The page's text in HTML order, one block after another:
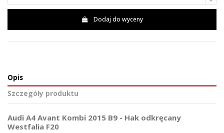
Dodaj do wyceny
Opis
Szczegóły produktu
Audi A4 Avant Kombi 2015 B9 - Hak odkręcany
Westfalia F20